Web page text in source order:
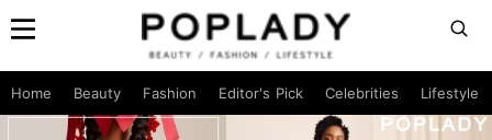
Home Beauty Fashion Editor's Pick Celebrities Lifestyle